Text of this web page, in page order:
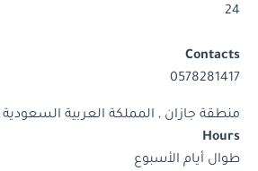
24
Contacts
0578281417
منطقة جازان , المملكة العربية السعودية
Hours
طوال أيام الأسبوع